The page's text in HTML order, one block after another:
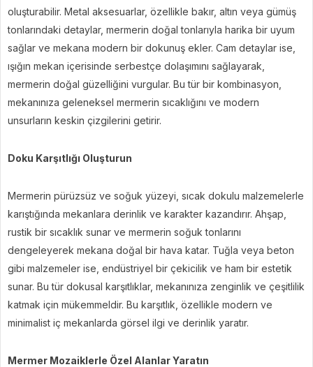
oluşturabilir. Metal aksesuarlar, özellikle bakır, altın veya gümüş
tonlarındaki detaylar, mermerin doğal tonlarıyla harika bir uyum
sağlar ve mekana modern bir dokunuş ekler. Cam detaylar ise,
ışığın mekan içerisinde serbestçe dolaşımını sağlayarak,
mermerin doğal güzelliğini vurgular. Bu tür bir kombinasyon,
mekanınıza geleneksel mermerin sıcaklığını ve modern
unsurların keskin çizgilerini getirir.
Doku Karşıtlığı Oluşturun
Mermerin pürüzsüz ve soğuk yüzeyi, sıcak dokulu malzemelerle
karıştığında mekanlara derinlik ve karakter kazandırır. Ahşap,
rustik bir sıcaklık sunar ve mermerin soğuk tonlarını
dengeleyerek mekana doğal bir hava katar. Tuğla veya beton
gibi malzemeler ise, endüstriyel bir çekicilik ve ham bir estetik
sunar. Bu tür dokusal karşıtlıklar, mekanınıza zenginlik ve çeşitlilik
katmak için mükemmeldir. Bu karşıtlık, özellikle modern ve
minimalist iç mekanlarda görsel ilgi ve derinlik yaratır.
Mermer Mozaiklerle Özel Alanlar Yaratın